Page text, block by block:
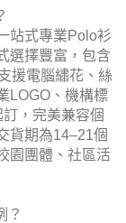
站式專業Polo衫
選擇豐富，包含
援電腦繡花、絲
LOGO、機構標
，完美兼容個
貨期為14–21個
園團體、社區活
？